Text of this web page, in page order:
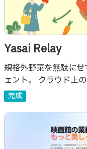
Yasai Relay
規格外野菜を無駄に
ェント。 クラウド上
値付け・値下げ・営
自己監視しながら日々
完成